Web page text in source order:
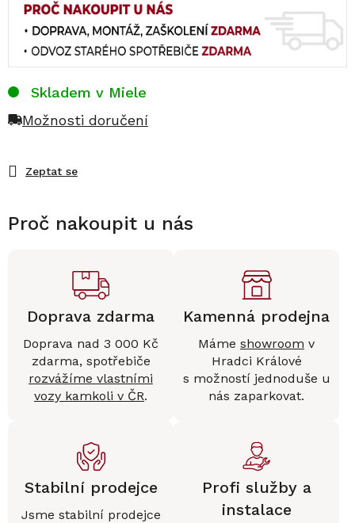
Zeptat se
Skladem v Miele
Možnosti doručení
Proč nakoupit u nás
Doprava zdarma
Doprava nad 3 000 Kč
zdarma, spotřebiče
rozvážíme vlastními
vozy kamkoli v ČR.
Kamenná prodejna
Máme showroom v
Hradci Králové
s možností jednoduše u
nás zaparkovat.
Stabilní prodejce
Jsme stabilní prodejce
Profi služby a
instalace